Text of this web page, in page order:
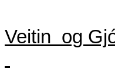
Veitin og